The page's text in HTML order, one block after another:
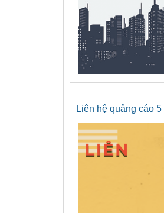
Liên hệ quảng cáo 5